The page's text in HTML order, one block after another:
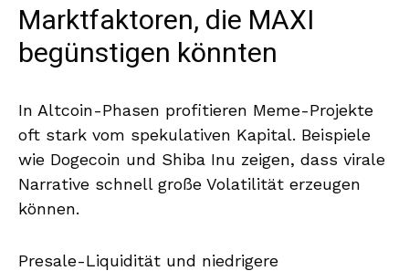
Marktfaktoren, die MAXI
begünstigen könnten
In Altcoin-Phasen profitieren Meme-Projekte
oft stark vom spekulativen Kapital. Beispiele
wie Dogecoin und Shiba Inu zeigen, dass virale
Narrative schnell große Volatilität erzeugen
können.
Presale-Liquidität und niedrigere